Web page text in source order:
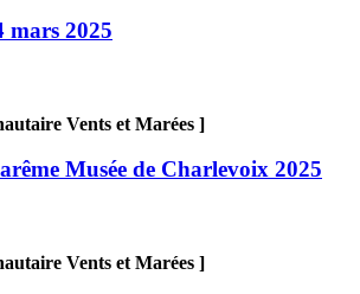
mars 2025
Vents et Marées ]
Musée de Charlevoix 2025
Vents et Marées ]